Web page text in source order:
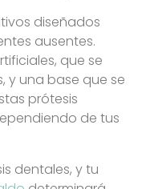
diseñados
ausentes.
que se
y una base que se
prótesis
de tus
dentales, y tu